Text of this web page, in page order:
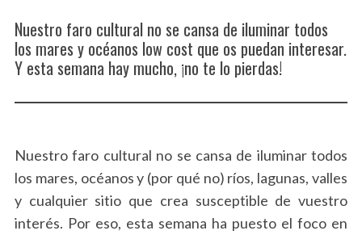
Nuestro faro cultural no se cansa de iluminar todos
los mares y océanos low cost que os puedan interesar.
Y esta semana hay mucho, ¡no te lo pierdas!
Nuestro faro cultural no se cansa de iluminar todos
los mares, océanos y (por qué no) ríos, lagunas, valles
y cualquier sitio que crea susceptible de vuestro
interés. Por eso, esta semana ha puesto el foco en